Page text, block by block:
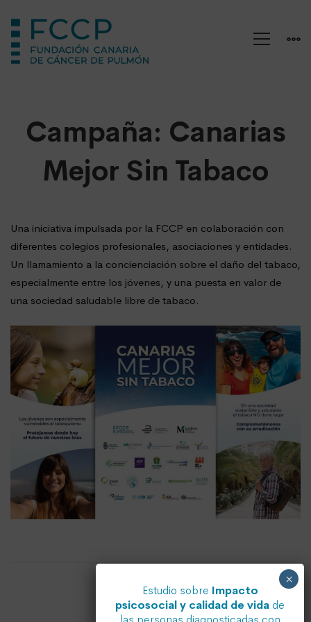
Campaña:
Canarias
Mejor
Campaña: Canarias
Mejor Sin Tabaco
Una iniciativa impulsada por la FCCP en colaboración con
diferentes colegios profesionales, asociaciones y entidades.
Un llamamiento a la concienciación sobre el daño del tabaco,
especialmente entre los jóvenes, y una puesta en valor de
una sociedad saludable libre de tabaco.
Estudio sobre Impacto
psicosocial y calidad de vida de
×